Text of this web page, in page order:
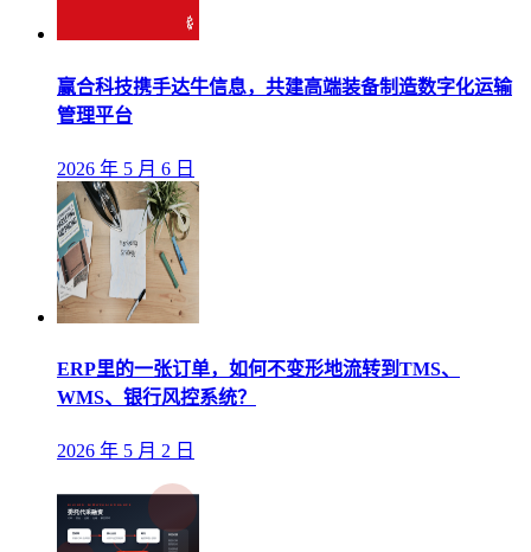
赢合科技携手达牛信息，共建高端装备制造数字化运输
管理平台
2026 年 5 月 6 日
ERP里的一张订单，如何不变形地流转到TMS、
WMS、银行风控系统？
2026 年 5 月 2 日